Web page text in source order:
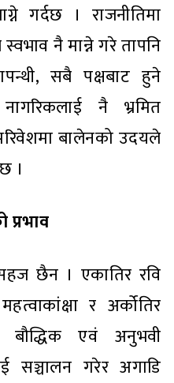
गर्दछ । राजनीतिमा
नै मान्ने गरे तापनि
सबै पक्षबाट हुने
नै भ्रमित
बालेनको उदयले
।
प्रभाव
छैन । एकातिर रवि
र अर्कोतिर
बौद्धिक एवं अनुभवी
सञ्चालन गरेर अगाडि